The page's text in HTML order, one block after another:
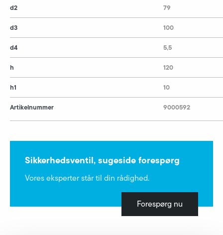
d2
d3
d4
h
h1
Artikelnummer
79
100
5,5
120
10
9000592
Sikkerhedsventil, sugeside forespørg
Vores eksperter står til din rådighed.
Forespørg nu